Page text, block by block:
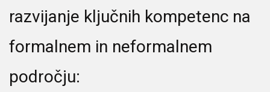
razvijanje ključnih kompetenc na
formalnem in neformalnem
področju: